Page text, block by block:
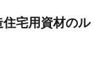
住宅用資材のル